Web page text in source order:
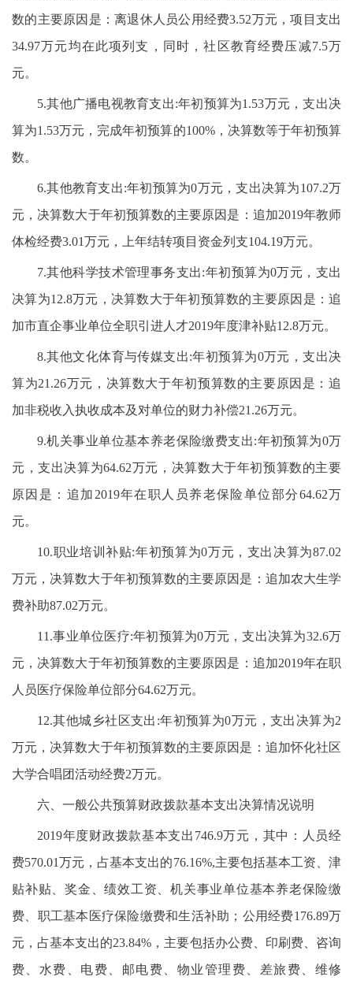
数的主要原因是：离退休人员公用经费3.52万元，项目支出
34.97万元均在此项列支，同时，社区教育经费压减7.5万
元。
5.其他广播电视教育支出:年初预算为1.53万元，支出决
算为1.53万元，完成年初预算的100%，决算数等于年初预算
数。
6.其他教育支出:年初预算为0万元，支出决算为107.2万
元，决算数大于年初预算数的主要原因是：追加2019年教师
体检经费3.01万元，上年结转项目资金列支104.19万元。
7.其他科学技术管理事务支出:年初预算为0万元，支出
决算为12.8万元，决算数大于年初预算数的主要原因是：追
加市直企事业单位全职引进人才2019年度津补贴12.8万元。
8.其他文化体育与传媒支出:年初预算为0万元，支出决
算为21.26万元，决算数大于年初预算数的主要原因是：追
加非税收入执收成本及对单位的财力补偿21.26万元。
9.机关事业单位基本养老保险缴费支出:年初预算为0万
元，支出决算为64.62万元，决算数大于年初预算数的主要
原因是：追加2019年在职人员养老保险单位部分64.62万
元。
10.职业培训补贴:年初预算为0万元，支出决算为87.02
万元，决算数大于年初预算数的主要原因是：追加农大生学
费补助87.02万元。
11.事业单位医疗:年初预算为0万元，支出决算为32.6万
元，决算数大于年初预算数的主要原因是：追加2019年在职
人员医疗保险单位部分64.62万元。
12.其他城乡社区支出:年初预算为0万元，支出决算为2
万元，决算数大于年初预算数的主要原因是：追加怀化社区
大学合唱团活动经费2万元。
六、一般公共预算财政拨款基本支出决算情况说明
2019年度财政拨款基本支出746.9万元，其中：人员经
费570.01万元，占基本支出的76.16%,主要包括基本工资、津
贴补贴、奖金、绩效工资、机关事业单位基本养老保险缴
费、职工基本医疗保险缴费和生活补助；公用经费176.89万
元，占基本支出的23.84%，主要包括办公费、印刷费、咨询
费、水费、电费、邮电费、物业管理费、差旅费、维修